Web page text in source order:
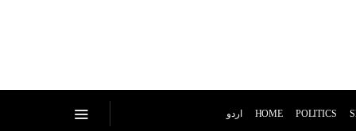
اردو HOME POLITICS